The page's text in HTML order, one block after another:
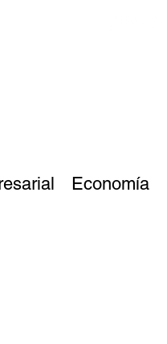
Economía